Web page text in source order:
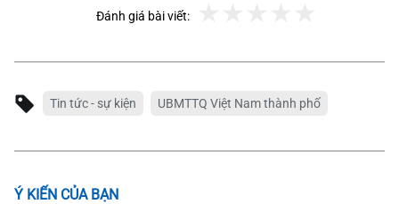
Đánh giá bài viết:
Tin tức - sự kiện UBMTTQ Việt Nam thành phố
Ý KIẾN CỦA BẠN